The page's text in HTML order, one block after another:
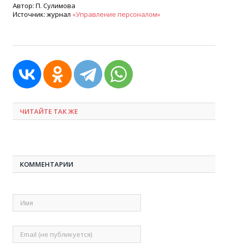
Автор: П. Сулимова
Источник: журнал «Управление персоналом»
ЧИТАЙТЕ ТАК ЖЕ
КОММЕНТАРИИ